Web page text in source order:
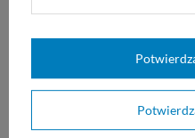
NIEDOSTĘPNY
ultradźwiękowa cyfrowa
do mycia instrumentów